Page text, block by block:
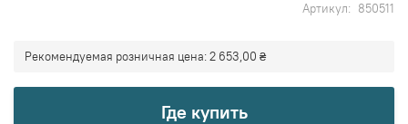
Артикул 850511
Рекомендуемая розничная цена:2 653,00 ₴
Где купить